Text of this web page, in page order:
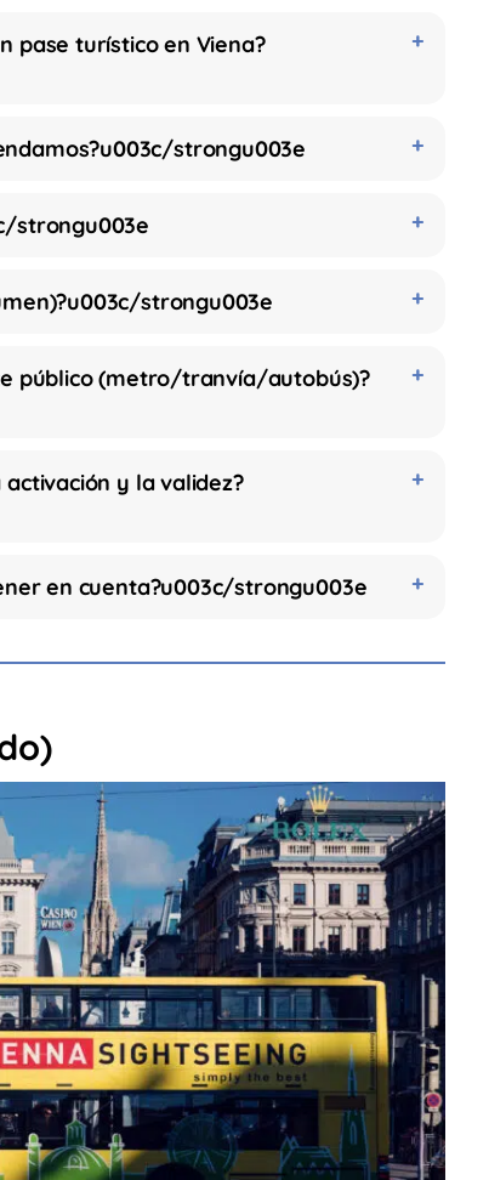
pase turístico en Viena?
strongu003e
strongu003e
strongu003e
público (metro/tranvía/autobús)?
y la validez?
en cuenta?u003c/strongu003e